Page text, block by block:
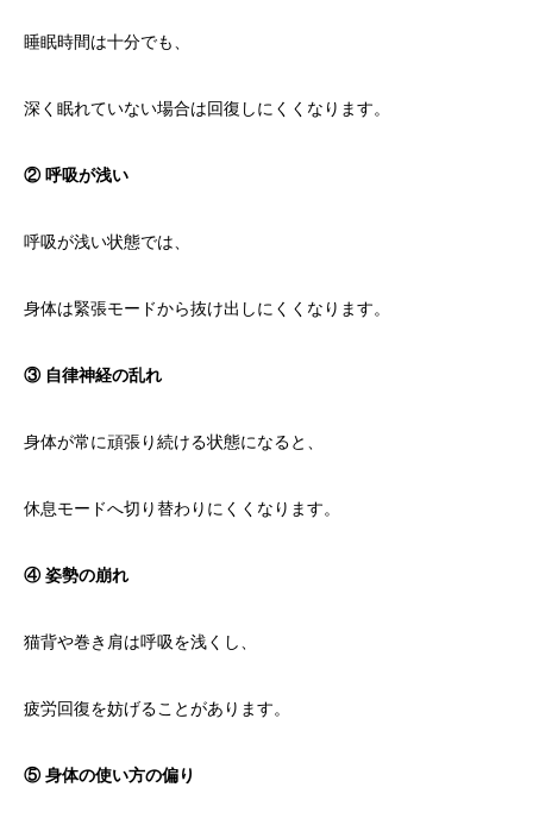
睡眠時間は十分でも、
深く眠れていない場合は回復しにくくなります。
② 呼吸が浅い
呼吸が浅い状態では、
身体は緊張モードから抜け出しにくくなります。
③ 自律神経の乱れ
身体が常に頑張り続ける状態になると、
休息モードへ切り替わりにくくなります。
④ 姿勢の崩れ
猫背や巻き肩は呼吸を浅くし、
疲労回復を妨げることがあります。
⑤ 身体の使い方の偏り